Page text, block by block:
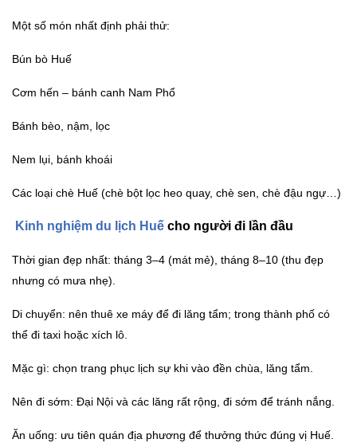
Một số món nhất định phải thử:
Bún bò Huế
Cơm hến – bánh canh Nam Phổ
Bánh bèo, nậm, lọc
Nem lụi, bánh khoái
Các loại chè Huế (chè bột lọc heo quay, chè sen, chè đậu ngự…)
Kinh nghiệm du lịch Huế cho người đi lần đầu
Thời gian đẹp nhất: tháng 3–4 (mát mẻ), tháng 8–10 (thu đẹp
nhưng có mưa nhẹ).
Di chuyển: nên thuê xe máy để đi lăng tẩm; trong thành phố có
thể đi taxi hoặc xích lô.
Mặc gì: chọn trang phục lịch sự khi vào đền chùa, lăng tẩm.
Nên đi sớm: Đại Nội và các lăng rất rộng, đi sớm để tránh nắng.
Ăn uống: ưu tiên quán địa phương để thưởng thức đúng vị Huế.